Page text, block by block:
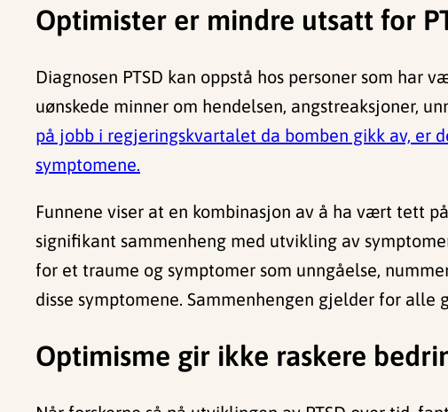
Optimister er mindre utsatt for
Diagnosen PTSD kan oppstå hos personer som
uønskede minner om hendelsen, angstreaksjoner,
på jobb i regjeringskvartalet da bomben gikk av, er
symptomene.
Funnene viser at en kombinasjon av å ha vært tett
signifikant sammenheng med utvikling av
for et traume og symptomer som unngåelse,
disse symptomene. Sammenhengen gjelder for alle
Optimisme gir ikke raskere